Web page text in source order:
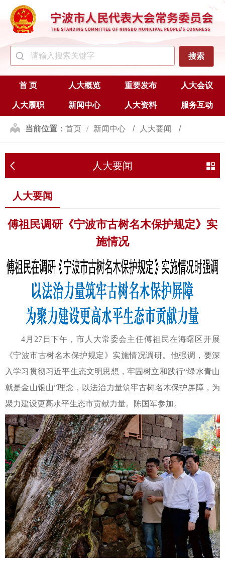
首 页 人大概览 重要发布 人大会议
人大履职 新闻中心 人大资料 服务互动
当前位置： 首页 新闻中心 人大要闻
人大要闻
人大要闻
傅祖民调研《宁波市古树名木保护规定》实
施情况
4月27日下午，市人大常委会主任傅祖民在海曙区开展
《宁波市古树名木保护规定》实施情况调研。他强调，要深
入学习贯彻习近平生态文明思想，牢固树立和践行“绿水青山
就是金山银山”理念，以法治力量筑牢古树名木保护屏障，为
聚力建设更高水平生态市贡献力量。陈国军参加。